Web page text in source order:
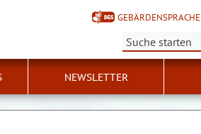
GEBÄRDENSPRACHE
Suche:
NEWSLETTER